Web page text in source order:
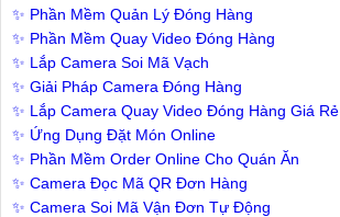
✨ Phần Mềm Quản Lý Đóng Hàng
✨ Phần Mềm Quay Video Đóng Hàng
✨ Lắp Camera Soi Mã Vạch
✨ Giải Pháp Camera Đóng Hàng
✨ Lắp Camera Quay Video Đóng Hàng Giá Rẻ
✨ Ứng Dụng Đặt Món Online
✨ Phần Mềm Order Online Cho Quán Ăn
✨ Camera Đọc Mã QR Đơn Hàng
✨ Camera Soi Mã Vận Đơn Tự Động